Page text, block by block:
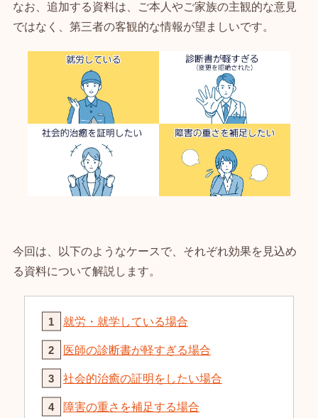
なお、追加する資料は、ご本人やご家族の主観的な意見
ではなく、第三者の客観的な情報が望ましいです。
今回は、以下のようなケースで、それぞれ効果を見込め
る資料について解説します。
就労・就学している場合
医師の診断書が軽すぎる場合
社会的治癒の証明をしたい場合
障害の重さを補足する場合